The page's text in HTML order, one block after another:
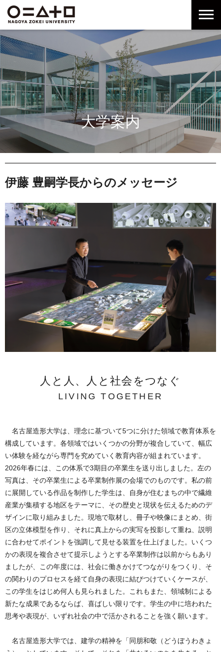
ー
バ
ル
ナ
ビ
ゲ
ー
シ
ョ
へ
へ
カ
ル
ナ
ビ
ゲ
ー
シ
ョ
ン
タ
ー
へ
大学案内
伊藤 豊嗣学長からのメッセージ
人と人、人と社会をつなぐ
LIVING TOGETHER
名古屋造形大学は、理念に基づいて5つに分けた領域で教育体系を
構成しています。各領域ではいくつかの分野が複合していて、幅広
い体験を経ながら専門を究めていく教育内容が組まれています。
2026年春には、この体系で3期目の卒業生を送り出しました。左の
写真は、その卒業生による卒業制作展の会場でのものです。私の前
に展開している作品を制作した学生は、自身が住むまちの中で繊維
産業が集積する地区をテーマに、その歴史と現状を伝えるためのデ
ザインに取り組みました。現地で取材し、冊子や映像にまとめ、街
区の立体模型を作り、それに真上からの実写を投影して重ね、説明
に合わせてポイントを強調して見せる装置を仕上げました。いくつ
かの表現を複合させて提示しようとする卒業制作は以前からもあり
ましたが、この年度には、社会に働きかけてつながりをつくり、そ
の関わりのプロセスを経て自身の表現に結びつけていくケースが、
この学生をはじめ何人も見られました。これもまた、領域制による
新たな成果であるならば、喜ばしい限りです。学生の中に培われた
思考や表現が、いずれ社会の中で活かされることを強く願います。
名古屋造形大学では、建学の精神を「同朋和敬（どうぼうわきょ